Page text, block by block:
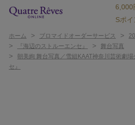
6,000
Sポ
ホーム > ブロマイドオーダーサービス >
> 『海辺のストルーエンセ』 > 舞台写真
>
朝美絢 舞台写真／雪組KAAT神奈川芸術劇
セ』